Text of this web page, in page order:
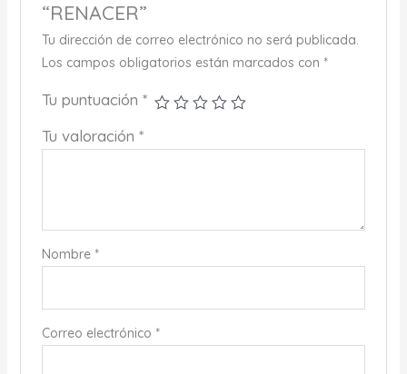
“RENACER”
Tu dirección de correo electrónico no será publicada.
Los campos obligatorios están marcados con *
Tu puntuación *
Tu valoración *
Nombre *
Correo electrónico *